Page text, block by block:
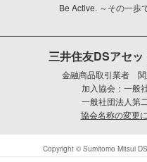
Be Active. ～その一歩
三井住友DSアセ
金融商品取引業者 関
加入協会：一般
一般社団法人第
協会名称の変更
Copyright © Sumitomo Mitsui